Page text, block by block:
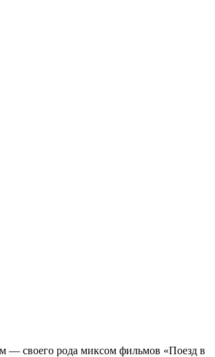
— своего рода миксом фильмов «Поезд в